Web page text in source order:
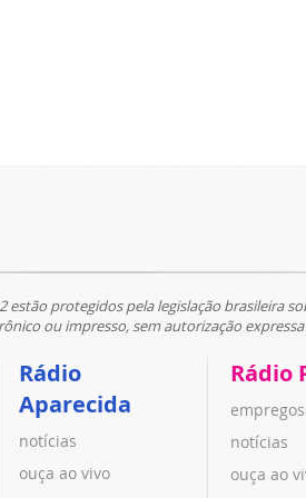
estão protegidos pela legislação brasileira
ou impresso, sem autorização
Rádio
Aparecida
notícias
ouça ao vivo
Rádio
empregos
notícias
ouça ao